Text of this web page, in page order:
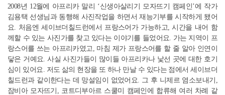
2008년 12월에 아프리카 말리 ‘신생아살리기 모자뜨기 캠페인’에 작가
김용택 선생님과 동행해 사진작업을 하면서 재능기부를 시작하게 됐어
요. 처음엔 세이브더칠드런에서 프랑스어가 가능하고, 시간을 내어 함
께할 수 있는 사진가를 찾고 있다는 이야기를 들었어요. 가는 지역이 프
랑스어를 쓰는 아프리카였고, 마침 제가 프랑스어를 할 줄 알아 인연이
닿은 거예요. 사실 사진가들이 많이들 아프리카나 낯선 곳에 대한 호기
심이 있어요. 저도 삶의 현장을 또 하나 만날 수 있다는 점에서 세이브더
칠드런과 같이한다는 데 망설임이 없었어요. 그 후 니제르 염소보내기,
잠비아 모자뜨기, 코트디부아르 스쿨미 캠페인에 합류해 여러 차례 같